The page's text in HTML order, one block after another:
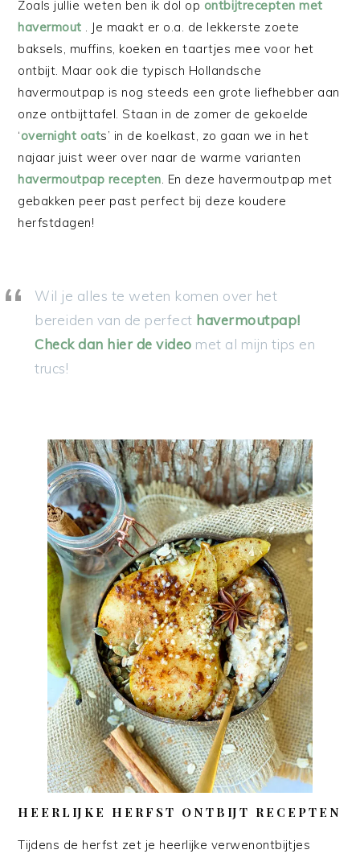
Zoals jullie weten ben ik dol op ontbijtrecepten met
havermout . Je maakt er o.a. de lekkerste zoete
baksels, muffins, koeken en taartjes mee voor het
ontbijt. Maar ook die typisch Hollandsche
havermoutpap is nog steeds een grote liefhebber aan
onze ontbijttafel. Staan in de zomer de gekoelde
‘overnight oats’ in de koelkast, zo gaan we in het
najaar juist weer over naar de warme varianten
havermoutpap recepten. En deze havermoutpap met
gebakken peer past perfect bij deze koudere
herfstdagen!
Wil je alles te weten komen over het
bereiden van de perfect havermoutpap!
Check dan hier de video met al mijn tips en
trucs!
HEERLIJKE HERFST ONTBIJT RECEPTEN
Tijdens de herfst zet je heerlijke verwenontbijtjes